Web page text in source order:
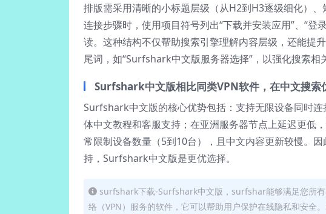
排版需采用清晰的小标题层级（从H2到H3逐级细化）
连接步骤时，使用项目符号列出“下载并安装应用”、“登
读。这种结构不仅帮助搜索引擎理解内容层级，还能提
尾词，如“Surfshark中文版服务器选择”，以强化搜索相
Surfshark中文版相比同类VPN软件，在中文搜索
Surfshark中文版的核心优势包括：支持无限设备同时
体中文教程和客服支持；在亚洲服务器节点上延迟更低
常限制设备数量（5到10台），且中文内容更新较慢。
持，Surfshark中文版是更优选择。
surfshark下载-Surfshark中文版，surfshar能够满足您所
络（VPN）服务的软件，它可以帮助用户保护在线隐私和安全